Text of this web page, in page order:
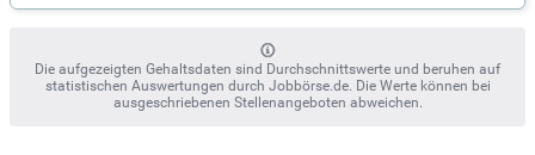
Die aufgezeigten Gehaltsdaten sind Durchschnittswerte und beruhen auf
statistischen Auswertungen durch Jobbörse.de. Die Werte können bei
ausgeschriebenen Stellenangeboten abweichen.